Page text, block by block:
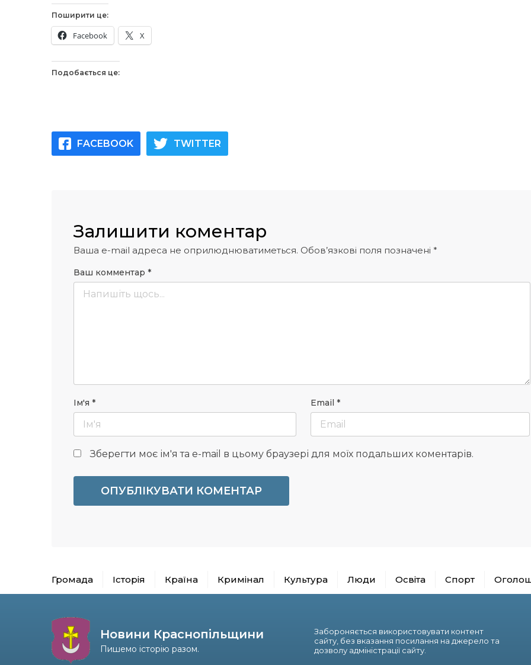
Поширити це:
Facebook X
Подобається це:
FACEBOOK TWITTER
Залишити коментар
Ваша e-mail адреса не оприлюднюватиметься. Обов’язкові поля позначені *
Ваш комментар *
Ім'я * Email *
Зберегти моє ім'я та e-mail в цьому браузері для моїх подальших коментарів.
Громада Історія Країна Кримінал Культура Люди Освіта Спорт
Новини Краснопільщини
Пишемо історію разом.
Забороняється використовувати контент
сайту, без вказання посилання на джерело та
дозволу адміністрації сайту.